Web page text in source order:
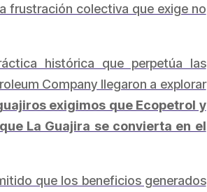
frustración colectiva que exige no
histórica que perpetúa las
Company llegaron a explorar
exigimos que Ecopetrol y
La Guajira se convierta en el
que los beneficios generados